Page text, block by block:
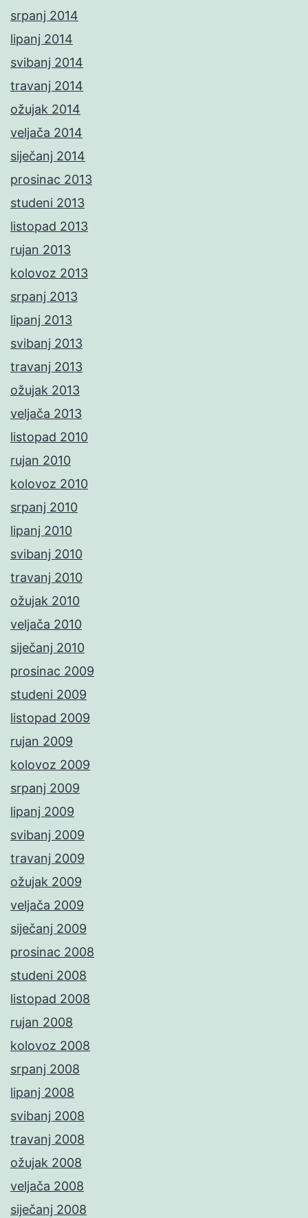
srpanj 2014
lipanj 2014
svibanj 2014
travanj 2014
ožujak 2014
veljača 2014
siječanj 2014
prosinac 2013
studeni 2013
listopad 2013
rujan 2013
kolovoz 2013
srpanj 2013
lipanj 2013
svibanj 2013
travanj 2013
ožujak 2013
veljača 2013
listopad 2010
rujan 2010
kolovoz 2010
srpanj 2010
lipanj 2010
svibanj 2010
travanj 2010
ožujak 2010
veljača 2010
siječanj 2010
prosinac 2009
studeni 2009
listopad 2009
rujan 2009
kolovoz 2009
srpanj 2009
lipanj 2009
svibanj 2009
travanj 2009
ožujak 2009
veljača 2009
siječanj 2009
prosinac 2008
studeni 2008
listopad 2008
rujan 2008
kolovoz 2008
srpanj 2008
lipanj 2008
svibanj 2008
travanj 2008
ožujak 2008
veljača 2008
siječanj 2008